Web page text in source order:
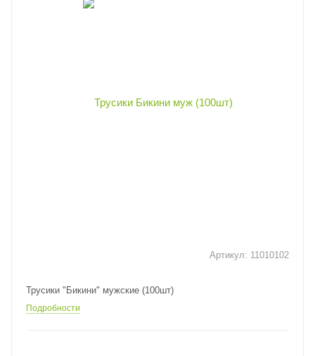
Артикул: 11010102
Трусики "Бикини" мужские (100шт)
Подробности